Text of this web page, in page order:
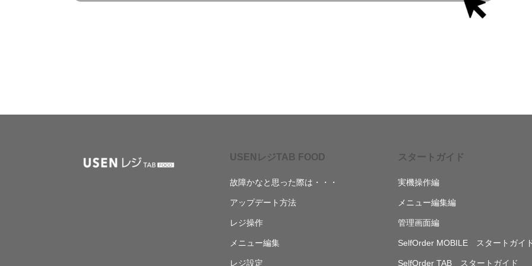
USENレジTAB FOOD
故障かなと思った際は・・・
アップデート方法
レジ操作
メニュー編集
レジ設定
スタートガイド
実機操作編
メニュー編集編
管理画面編
SelfOrder MOBILE スタートガイ
SelfOrder TAB スタートガイド